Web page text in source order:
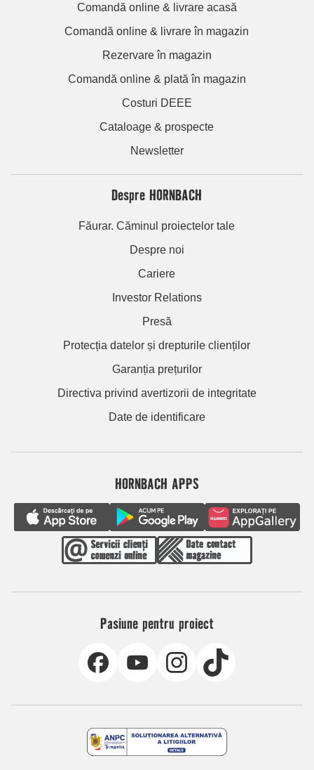
Comandă online & livrare acasă
Comandă online & livrare în magazin
Rezervare în magazin
Comandă online & plată în magazin
Costuri DEEE
Cataloage & prospecte
Newsletter
Despre HORNBACH
Făurar. Căminul proiectelor tale
Despre noi
Cariere
Investor Relations
Presă
Protecția datelor și drepturile clienților
Garanția prețurilor
Directiva privind avertizorii de integritate
Date de identificare
HORNBACH APPS
Pasiune pentru proiect